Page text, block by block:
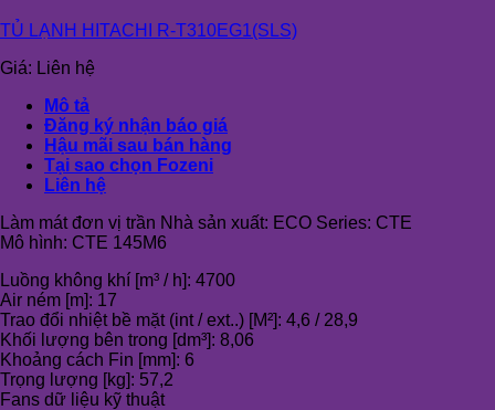
TỦ LẠNH HITACHI R-T310EG1(SLS)
Giá: Liên hệ
Mô tả
Đăng ký nhận báo giá
Hậu mãi sau bán hàng
Tại sao chọn Fozeni
Liên hệ
Làm mát đơn vị trần Nhà sản xuất: ECO Series: CTE
Mô hình: CTE 145M6
Luồng không khí [m³ / h]: 4700
Air ném [m]: 17
Trao đổi nhiệt bề mặt (int / ext..) [M²]: 4,6 / 28,9
Khối lượng bên trong [dm³]: 8,06
Khoảng cách Fin [mm]: 6
Trọng lượng [kg]: 57,2
Fans dữ liệu kỹ thuật